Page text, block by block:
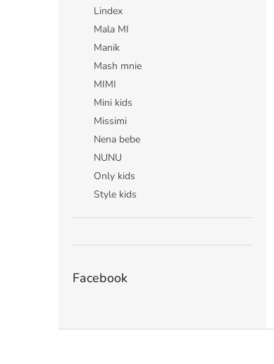
Lindex
Mala MI
Manik
Mash mnie
MIMI
Mini kids
Missimi
Nena bebe
NUNU
Only kids
Style kids
Facebook